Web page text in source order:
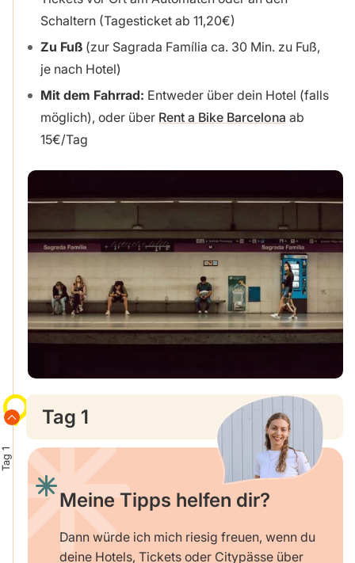
Schaltern (Tagesticket ab 11,20€)
Zu Fuß(zur Sagrada Família ca. 30 Min. zu Fuß,
je nach Hotel)
Mit dem Fahrrad: Entweder über dein Hotel (falls
möglich), oder über Rent a Bike Barcelona ab
15€/Tag
Tag 1
Tag 1
Meine Tipps helfen dir?
Dann würde ich mich riesig freuen, wenn du
deine Hotels, Tickets oder Citypässe über